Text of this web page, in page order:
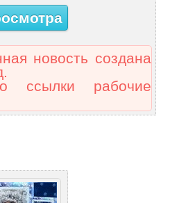
новость создана
ссылки рабочие